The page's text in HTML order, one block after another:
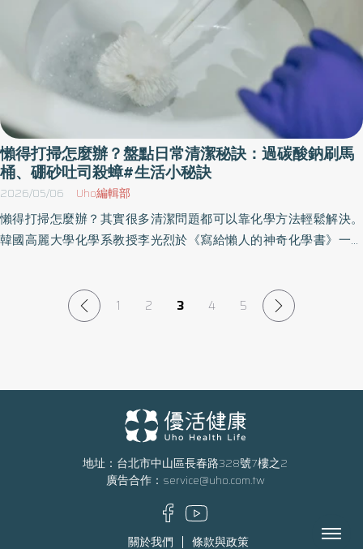
懶得打掃怎麼辦？盤點日常清潔秘訣：過碳酸鈉刷馬
桶、硼砂吐司殺蟑#生活小秘訣
2026/05/06 Uho編輯部
懶得打掃怎麼辦？其實很多清潔問題都可以靠化學方法輕鬆解決。
韓國高麗大學化學系教授李光烈於《寫給懶人的神奇化學書》一書
過上越懶越乾淨的化學式生活法。以下為原書摘文：
1 2 3 4 5
地址：台北市中山區長春路328號7樓之2
廣告合作： service@uho.com.tw
關於我們 條款與政策 Menu